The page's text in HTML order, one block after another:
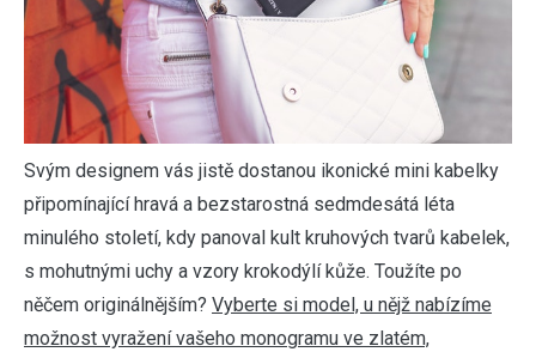
Svým designem vás jistě dostanou ikonické mini kabelky
připomínající hravá a bezstarostná sedmdesátá léta
minulého století, kdy panoval kult kruhových tvarů kabelek,
s mohutnými uchy a vzory krokodýlí kůže. Toužíte po
něčem originálnějším? Vyberte si model, u nějž nabízíme
možnost vyražení vašeho monogramu ve zlatém,